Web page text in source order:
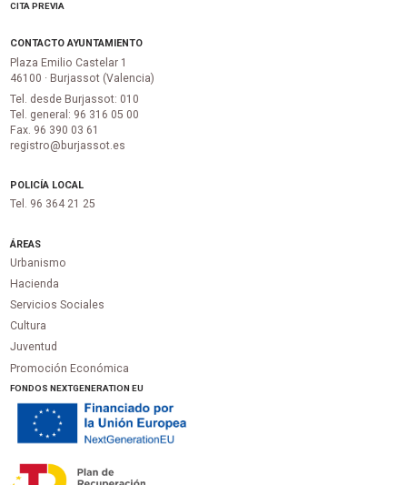
CITA PREVIA
CONTACTO AYUNTAMIENTO
Plaza Emilio Castelar 1
46100 · Burjassot (Valencia)
Tel. desde Burjassot: 010
Tel. general: 96 316 05 00
Fax. 96 390 03 61
registro@burjassot.es
POLICÍA LOCAL
Tel. 96 364 21 25
ÁREAS
Urbanismo
Hacienda
Servicios Sociales
Cultura
Juventud
Promoción Económica
FONDOS NEXTGENERATION EU